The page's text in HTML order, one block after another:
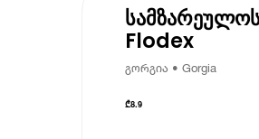
Flodex
გორგია • Gorgia
₾8.9